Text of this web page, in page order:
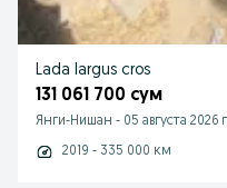
Lada largus cros
131 061 700 сум
Янги-Нишан - 05 августа 2026
2019 - 335 000 км